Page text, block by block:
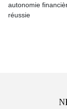
autonomie
réussie